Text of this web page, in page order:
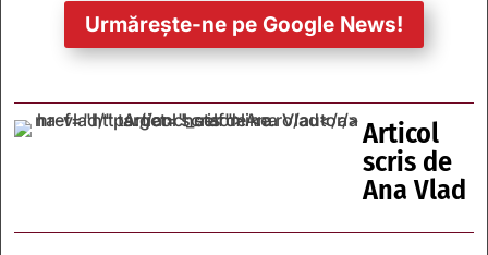
Urmărește-ne pe Google News!
Articol
scris de
Ana Vlad